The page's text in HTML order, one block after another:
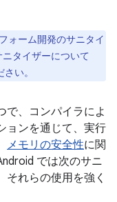
ォーム開発のサニタイ
タイザーについて
い。
で、コンパイラによ
ョンを通じて、実行
メモリの安全性に関
では次のサニ
それらの使用を強く